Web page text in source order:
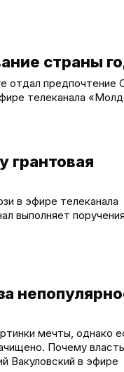
страны
отдал предпочтение
телеканала
грантовая
в эфире телеканала
выполняет поручения
мечты, однако
Почему власть
Вакуловский в эфире